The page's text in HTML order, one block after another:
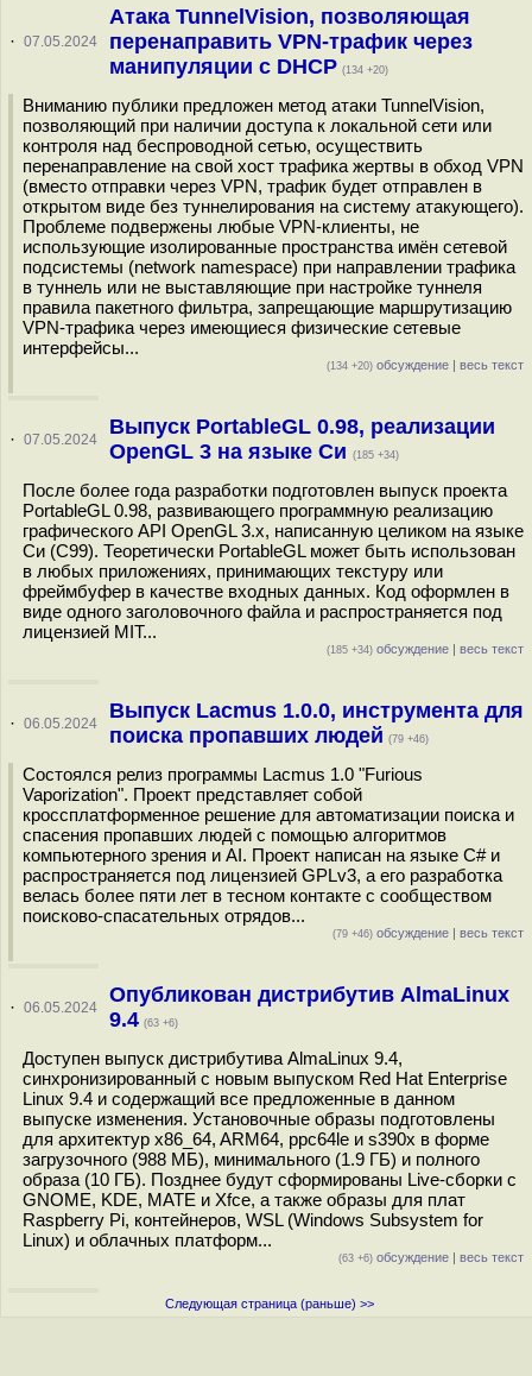
· 07.05.2024
Атака TunnelVision, позволяющая
перенаправить VPN-трафик через
манипуляции с DHCP (134 +20)
Вниманию публики предложен метод атаки TunnelVision,
позволяющий при наличии доступа к локальной сети или
контроля над беспроводной сетью, осуществить
перенаправление на свой хост трафика жертвы в обход VPN
(вместо отправки через VPN, трафик будет отправлен в
открытом виде без туннелирования на систему атакующего).
Проблеме подвержены любые VPN-клиенты, не
использующие изолированные пространства имён сетевой
подсистемы (network namespace) при направлении трафика
в туннель или не выставляющие при настройке туннеля
правила пакетного фильтра, запрещающие маршрутизацию
VPN-трафика через имеющиеся физические сетевые
интерфейсы...
(134 +20) обсуждение | весь текст
· 07.05.2024
Выпуск PortableGL 0.98, реализации
OpenGL 3 на языке Си (185 +34)
После более года разработки подготовлен выпуск проекта
PortableGL 0.98, развивающего программную реализацию
графического API OpenGL 3.x, написанную целиком на языке
Си (C99). Теоретически PortableGL может быть использован
в любых приложениях, принимающих текстуру или
фреймбуфер в качестве входных данных. Код оформлен в
виде одного заголовочного файла и распространяется под
лицензией MIT...
(185 +34) обсуждение | весь текст
· 06.05.2024
Выпуск Lacmus 1.0.0, инструмента для
поиска пропавших людей (79 +46)
Состоялся релиз программы Lacmus 1.0 "Furious
Vaporization". Проект представляет собой
кроссплатформенное решение для автоматизации поиска и
спасения пропавших людей с помощью алгоритмов
компьютерного зрения и AI. Проект написан на языке C# и
распространяется под лицензией GPLv3, а его разработка
велась более пяти лет в тесном контакте с сообществом
поисково-спасательных отрядов...
(79 +46) обсуждение | весь текст
· 06.05.2024
Опубликован дистрибутив AlmaLinux
9.4 (63 +6)
Доступен выпуск дистрибутива AlmaLinux 9.4,
синхронизированный c новым выпуском Red Hat Enterprise
Linux 9.4 и содержащий все предложенные в данном
выпуске изменения. Установочные образы подготовлены
для архитектур x86_64, ARM64, ppc64le и s390x в форме
загрузочного (988 МБ), минимального (1.9 ГБ) и полного
образа (10 ГБ). Позднее будут сформированы Live-сборки с
GNOME, KDE, MATE и Xfce, а также образы для плат
Raspberry Pi, контейнеров, WSL (Windows Subsystem for
Linux) и облачных платформ...
(63 +6) обсуждение | весь текст
Следующая страница (раньше) >>